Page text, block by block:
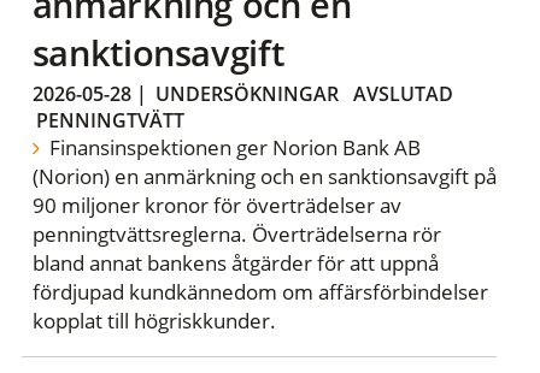
sanktionsavgift
2026-05-28| UNDERSÖKNINGAR AVSLUTAD
PENNINGTVÄTT
Finansinspektionen ger Norion Bank AB
(Norion) en anmärkning och en sanktionsavgift på
90 miljoner kronor för överträdelser av
penningtvättsreglerna. Överträdelserna rör
bland annat bankens åtgärder för att uppnå
fördjupad kundkännedom om affärsförbindelser
kopplat till högriskkunder.